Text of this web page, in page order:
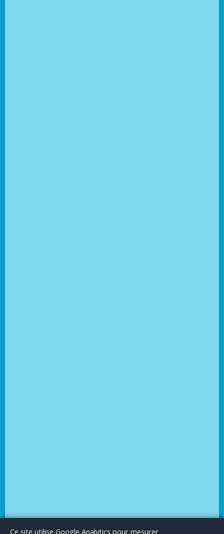
Le BlogPublicité Articles invitésMentions Légales
Ce site utilise Google Analytics pour mesurer